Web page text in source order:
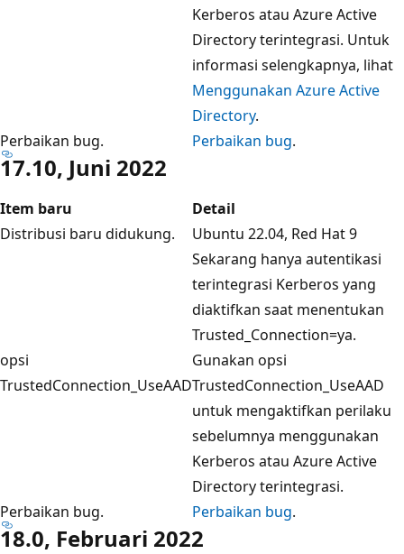
Kerberos atau Azure Active
Directory terintegrasi. Untuk
informasi selengkapnya, lihat
Menggunakan Azure Active
Directory.
Perbaikan bug.
Perbaikan bug.
17.10, Juni 2022
Item baru
Detail
Distribusi baru didukung.
Ubuntu 22.04, Red Hat 9
opsi
TrustedConnection_UseAAD
Sekarang hanya autentikasi
terintegrasi Kerberos yang
diaktifkan saat menentukan
Trusted_Connection=ya.
Gunakan opsi
TrustedConnection_UseAAD
untuk mengaktifkan perilaku
sebelumnya menggunakan
Kerberos atau Azure Active
Directory terintegrasi.
Perbaikan bug.
Perbaikan bug.
18.0, Februari 2022